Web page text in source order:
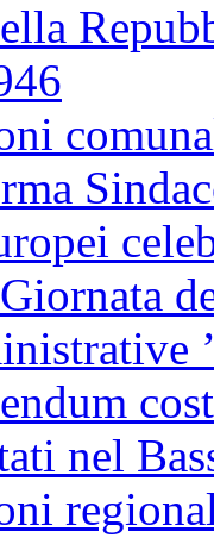
nel